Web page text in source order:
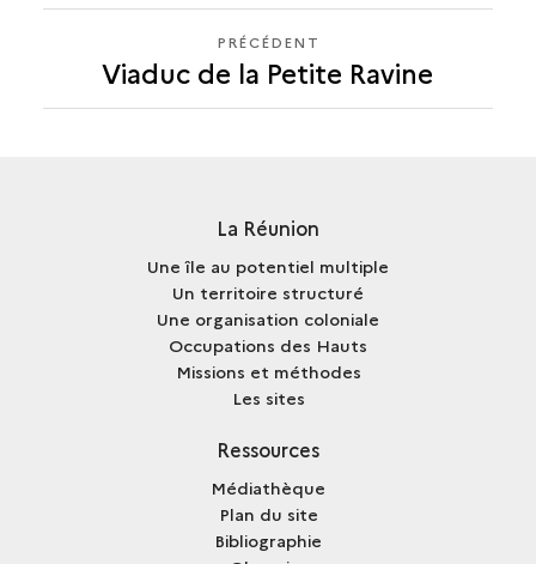
PRÉCÉDENT
PRÉCÉDENT
Viaduc de la Petite Ravine
La Réunion
Une île au potentiel multiple
Un territoire structuré
Une organisation coloniale
Occupations des Hauts
Missions et méthodes
Les sites
Ressources
Médiathèque
Plan du site
Bibliographie